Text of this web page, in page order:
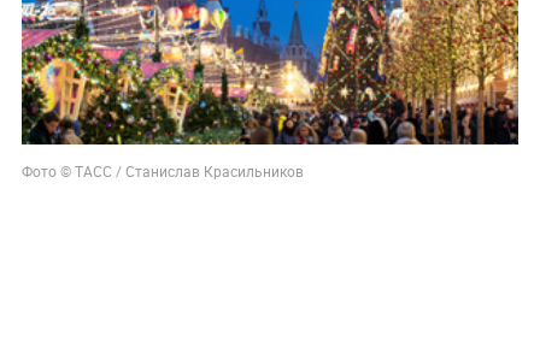
Фото © ТАСС / Станислав Красильников